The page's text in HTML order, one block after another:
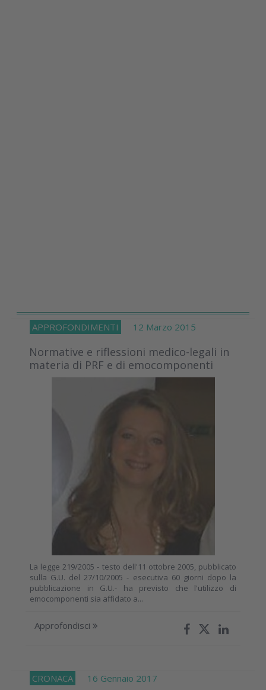
APPROFONDIMENTI 12 Marzo 2015
Normative e riflessioni medico-legali in
materia di PRF e di emocomponenti
La legge 219/2005 - testo dell'11 ottobre 2005, pubblicato
sulla G.U. del 27/10/2005 - esecutiva 60 giorni dopo la
pubblicazione in G.U.- ha previsto che l'utilizzo di
emocomponenti sia affidato a...
Approfondisci
CRONACA 16 Gennaio 2017